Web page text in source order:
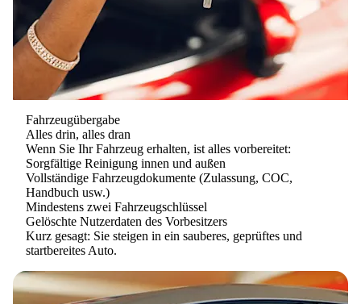
Fahrzeugübergabe
Alles drin, alles dran
Wenn Sie Ihr Fahrzeug erhalten, ist alles vorbereitet:
Sorgfältige Reinigung innen und außen
Vollständige Fahrzeugdokumente (Zulassung, COC,
Handbuch usw.)
Mindestens zwei Fahrzeugschlüssel
Gelöschte Nutzerdaten des Vorbesitzers
Kurz gesagt: Sie steigen in ein sauberes, geprüftes und
startbereites Auto.